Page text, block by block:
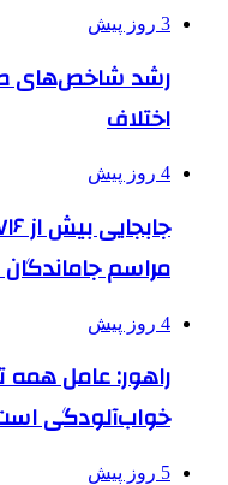
3 روز پیش
رشد شاخص‌های
اختلاف
4 روز پیش
مراسم جاماندگان
4 روز پیش
راهور: عامل همه
خواب‌آلودگی
5 روز پیش